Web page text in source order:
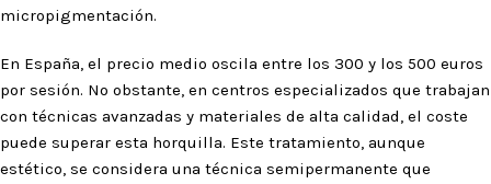
micropigmentación.
En España, el precio medio oscila entre los 300 y los 500 euros
por sesión. No obstante, en centros especializados que trabajan
con técnicas avanzadas y materiales de alta calidad, el coste
puede superar esta horquilla. Este tratamiento, aunque
estético, se considera una técnica semipermanente que